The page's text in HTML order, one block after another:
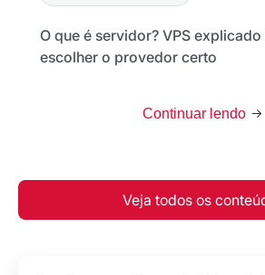
O que é servidor? VPS
escolher o provedor certo
Continuar lendo
Veja todos os